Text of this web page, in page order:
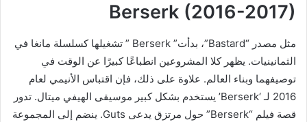
Berserk (2016-2017)
مثل مصدر “Bastard”، بدأت” Berserk ” تشغيلها كسلسلة مانغا في
الثمانينيات. يظهر كلا المشروعين انطباعًا كبيرًا عن الوقت في
توصيفهما وبناء العالم. علاوة على ذلك، فإن اقتباس الأنيمي لعام
2016 لـ ‘Berserk’ يستخدم بشكل كبير موسيقى الهيفي ميتال. تدور
قصة فيلم “Berserk” حول مرتزق يدعى Guts. ينضم إلى المجموعة